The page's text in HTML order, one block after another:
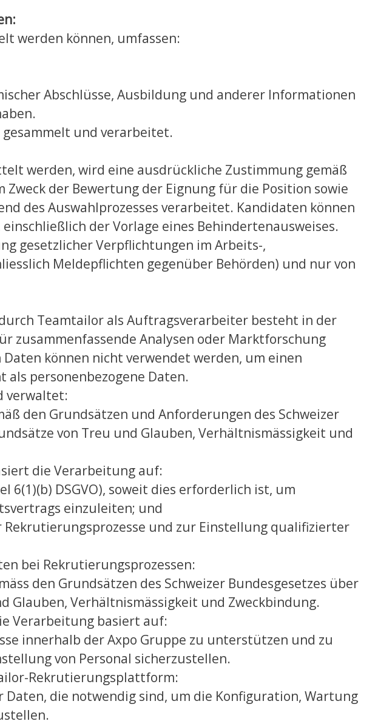
werden können, umfassen:
Abschlüsse, Ausbildung und anderer Informationen
und verarbeitet.
werden, wird eine ausdrückliche Zustimmung gemäß
Zweck der Bewertung der Eignung für die Position sowie
des Auswahlprozesses verarbeitet. Kandidaten können
der Vorlage eines Behindertenausweises.
gesetzlicher Verpflichtungen im Arbeits-,
Meldepflichten gegenüber Behörden) und nur von
Teamtailor als Auftragsverarbeiter besteht in der
zusammenfassende Analysen oder Marktforschung
können nicht verwendet werden, um einen
personenbezogene Daten.
verwaltet:
den Grundsätzen und Anforderungen des Schweizer
von Treu und Glauben, Verhältnismässigkeit und
die Verarbeitung auf:
DSGVO), soweit dies erforderlich ist, um
einzuleiten; und
Rekrutierungsprozesse und zur Einstellung qualifizierter
bei Rekrutierungsprozessen:
den Grundsätzen des Schweizer Bundesgesetzes über
Glauben, Verhältnismässigkeit und Zweckbindung.
Verarbeitung basiert auf:
innerhalb der Axpo Gruppe zu unterstützen und zu
von Personal sicherzustellen.
Rekrutierungsplattform:
die notwendig sind, um die Konfiguration, Wartung